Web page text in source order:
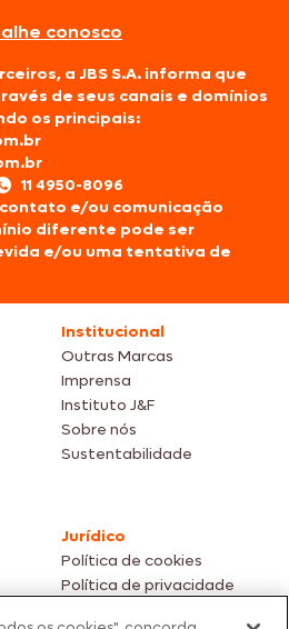
conosco
a JBS S.A. informa que
de seus canais e domínios
os principais:
11 4950-8096
e/ou comunicação
diferente pode ser
e/ou uma tentativa de
Institucional
Outras Marcas
Imprensa
Instituto J&F
Sobre nós
Sustentabilidade
Jurídico
Política de cookies
Política de privacidade